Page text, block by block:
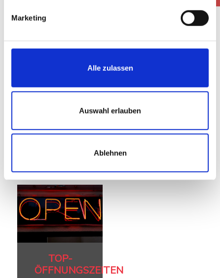
Marketing
Alle zulassen
Auswahl erlauben
Ablehnen
ERSATZTEIL-
Ersatzteilen,
TOP-
ÖFFNUNGSZEITEN